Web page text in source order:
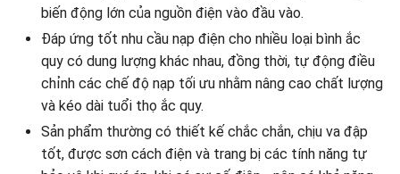
biến động lớn của nguồn điện vào đầu vào.
Đáp ứng tốt nhu cầu nạp điện cho nhiều loại bình ắc
quy có dung lượng khác nhau, đồng thời, tự động điều
chỉnh các chế độ nạp tối ưu nhằm nâng cao chất lượng
và kéo dài tuổi thọ ắc quy.
Sản phẩm thường có thiết kế chắc chắn, chịu va đập
tốt, được sơn cách điện và trang bị các tính năng tự